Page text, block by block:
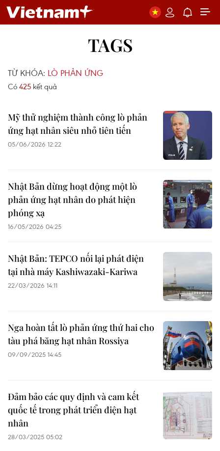
TAGS
TỪ KHÓA: LÒ PHẢN ỨNG
Có 425 kết quả
Mỹ thử nghiệm thành công lò phản
ứng hạt nhân siêu nhỏ tiên tiến
05/06/2026 12:22
Nhật Bản dừng hoạt động một lò
phản ứng hạt nhân do phát hiện
phóng xạ
16/05/2026 04:25
Nhật Bản: TEPCO nối lại phát điện
tại nhà máy Kashiwazaki-Kariwa
22/03/2026 14:11
Nga hoàn tất lò phản ứng thứ hai cho
tàu phá băng hạt nhân Rossiya
09/09/2025 14:45
Đảm bảo các quy định và cam kết
quốc tế trong phát triển điện hạt
nhân
28/03/2025 05:02